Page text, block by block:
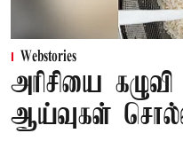
Webstories
அரிசியை
ஆய்வுகள்